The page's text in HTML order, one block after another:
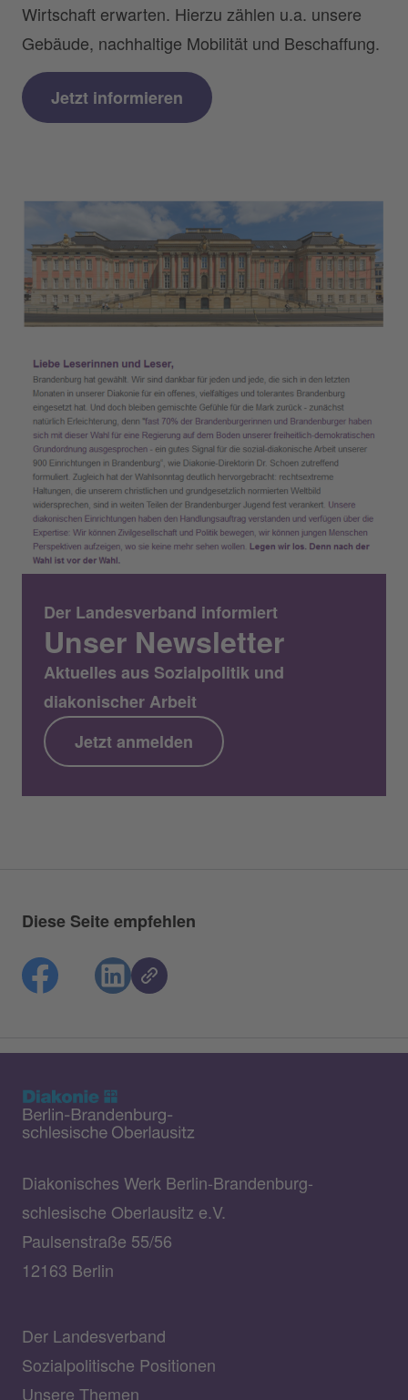
Wirtschaft erwarten. Hierzu zählen u.a. unsere
Gebäude, nachhaltige Mobilität und Beschaffung.
Jetzt informieren
Der Landesverband informiert
Unser Newsletter
Aktuelles aus Sozialpolitik und
diakonischer Arbeit
Jetzt anmelden
Diese Seite empfehlen
Diakonisches Werk Berlin-Brandenburg-
schlesische Oberlausitz e.V.
Paulsenstraße 55/56
12163 Berlin
Der Landesverband
Sozialpolitische Positionen
Unsere Themen